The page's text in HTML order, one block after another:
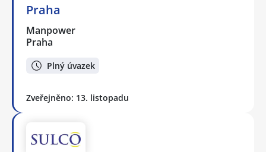
Praha
Manpower
Praha
Plný úvazek
Zveřejněno: 13. listopadu